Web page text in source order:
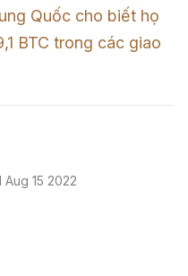
Quốc cho biết họ
BTC trong các giao
Aug 15 2022